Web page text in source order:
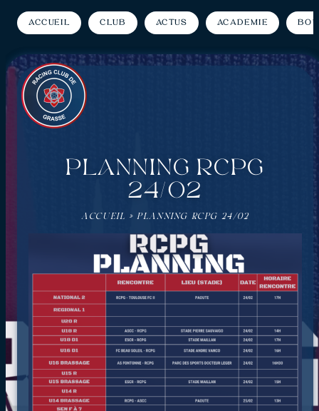
Accueil Club Actus Académie
PLANNING RCPG
24/02
ACCUEIL »PLANNING RCPG 24/02